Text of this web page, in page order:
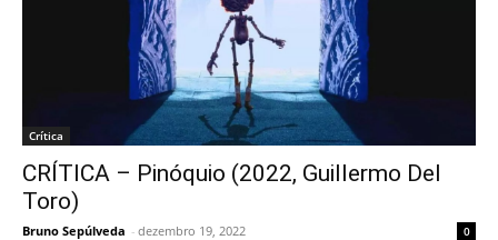
Crítica
CRÍTICA – Pinóquio (2022, Guillermo Del
Toro)
Bruno Sepúlveda - dezembro 19, 2022 0